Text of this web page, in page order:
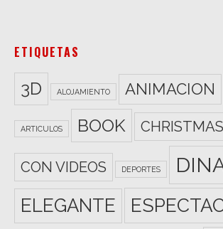
ETIQUETAS
3D ALOJAMIENTO ANIMACION
ARTICULOS BOOK CHRISTMAS
CON VIDEOS DEPORTES
ELEGANTE